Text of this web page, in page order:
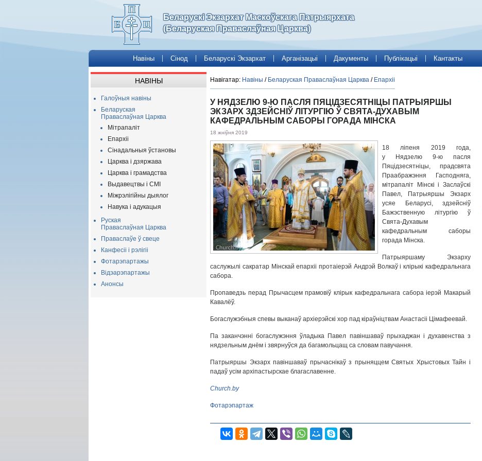
Беларускі Экзархат Маскоўскага Патрыярхата
(Беларуская Праваслаўная Царква)
Навіны Сінод Беларускі Экзархат Арганізацыі Дакументы Публікацыі Кантакты
НАВІНЫ
Галоўныя навіны
Беларуская
Праваслаўная Царква
Мітрапаліт
Епархіі
Сінадальныя ўстановы
Царква і дзяржава
Царква і грамадства
Выдавецтвы і СМІ
Міжрэлігійны дыялог
Навука і адукацыя
Руская
Праваслаўная Царква
Праваслаўе ў свеце
Канфесіі і рэлігіі
Фотарэпартажы
Відэарэпартажы
Анонсы
Навігатар: Навіны / Беларуская Праваслаўная Царква / Епархіі
У НЯДЗЕЛЮ 9-Ю ПАСЛЯ ПЯЦІДЗЕСЯТНІЦЫ ПАТРЫЯРШЫ
ЭКЗАРХ ЗДЗЕЙСНІЎ ЛІТУРГІЮ Ў СВЯТА-ДУХАВЫМ
КАФЕДРАЛЬНЫМ САБОРЫ ГОРАДА МІНСКА
18 жніўня 2019
18 ліпеня 2019 года,
у Нядзелю 9-ю пасля
Пяцідзесятніцы, прадсвята
Праабражэння Гасподняга,
мітрапаліт Мінскі і Заслаўскі
Павел, Патрыяршы Экзарх
усяе Беларусі, здзейсніў
Бажэственную літургію ў
Свята-Духавым
кафедральным саборы
горада Мінска.
Патрыяршаму Экзарху
саслужылі сакратар Мінскай епархіі протаіерэй Андрэй Волкаў і клірыкі кафедральнага
сабора.
Пропаведзь перад Прычасцем прамовіў клірык кафедральнага сабора іерэй Макарый
Кавалёў.
Богаслужэбныя спевы выканаў архіерэйскі хор пад кіраўніцтвам Анастасіі Цімафеевай.
Па заканчэнні богаслужэння ўладыка Павел павіншаваў прыхаджан і духавенства з
нядзельным днём і звярнуўся да багамольцащ са словам павучання.
Патрыяршы Экзарх павіншаваў прычаснікаў з прыняццем Святых Хрыстовых Тайн і
падаў усім архіпастырскае благаславенне.
Church.by
Фотарэпартаж